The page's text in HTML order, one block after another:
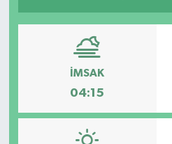
İMSAK
04:15
SAĞLIK
TEKNOLOJİ
TİCARET